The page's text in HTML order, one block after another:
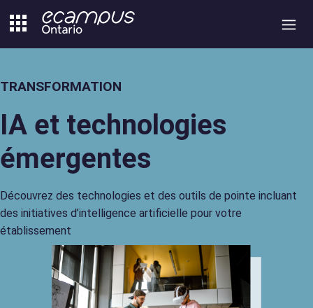
au
contenu
TRANSFORMATION
IA et technologies
émergentes
Découvrez des technologies et des outils de pointe incluant
des initiatives d’intelligence artificielle pour votre
établissement